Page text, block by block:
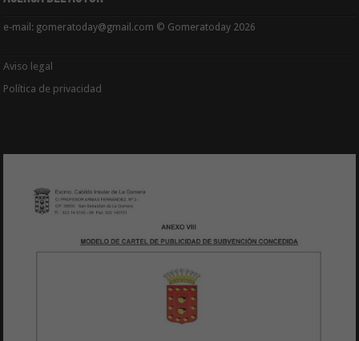
e-mail: gomeratoday@gmail.com © Gomeratoday 2026
Aviso legal
Política de privacidad